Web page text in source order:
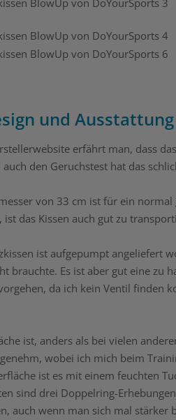
und
erfährt man, dass
den Geruchstest hat das
von 33 cm ist für ein
ist das Kissen auch gut zu
ist aufgepumpt angeliefert
brauchte. Es ist aber gut eine zu
da ich kein Ventil finden
ist, anders als bei vielen
wobei ich mich beim
ist es mit einem feuchten
sind drei Doppelring-
auch wenn man sich mal stärker